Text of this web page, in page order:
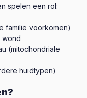
spelen een rol:
familie voorkomen)
wond
(mitochondriale
huidtypen)